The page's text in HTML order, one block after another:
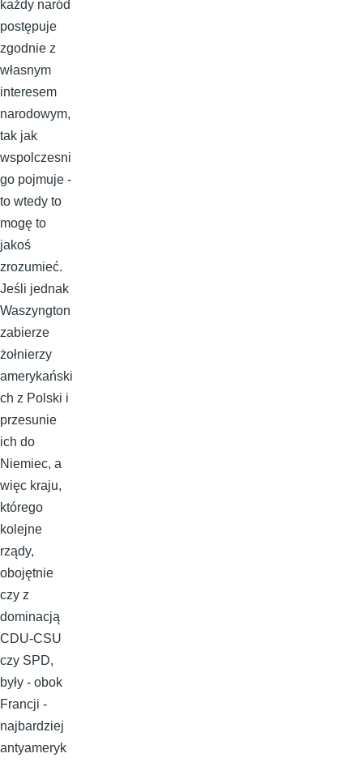
każdy naród
postępuje
zgodnie z
własnym
interesem
narodowym,
tak jak
wspolczesni
go pojmuje -
to wtedy to
mogę to
jakoś
zrozumieć.
Jeśli jednak
Waszyngton
zabierze
żołnierzy
amerykański
ch z Polski i
przesunie
ich do
Niemiec, a
więc kraju,
którego
kolejne
rządy,
obojętnie
czy z
dominacją
CDU-CSU
czy SPD,
były - obok
Francji -
najbardziej
antyameryk